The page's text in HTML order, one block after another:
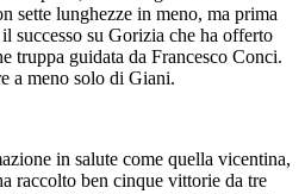
sette lunghezze in meno, ma prima
successo su Gorizia che ha offerto
truppa guidata da Francesco Conci.
a meno solo di Giani.
in salute come quella vicentina,
raccolto ben cinque vittorie da tre